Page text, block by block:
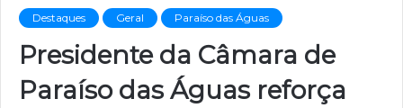
Destaques Geral Paraíso das Águas
Presidente da Câmara de
Paraíso das Águas reforça